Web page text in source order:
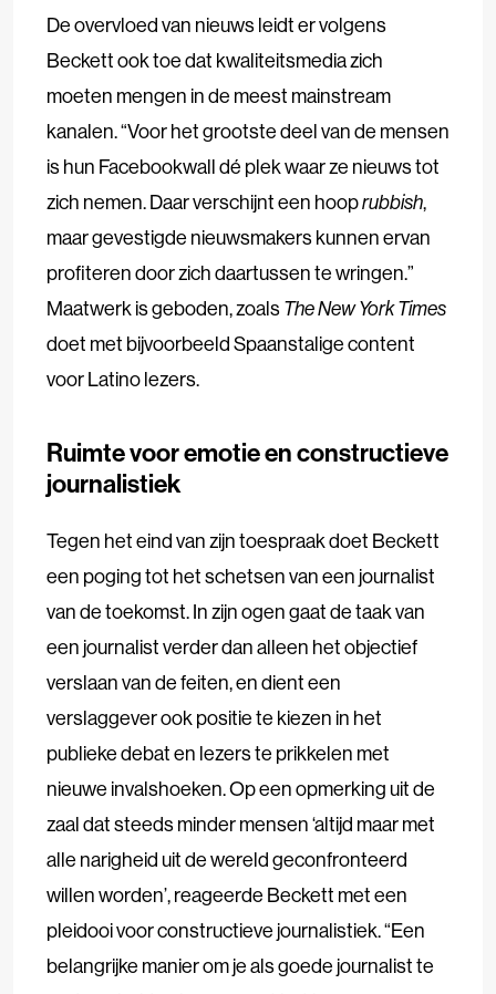
De overvloed van nieuws leidt er volgens
Beckett ook toe dat kwaliteitsmedia zich
moeten mengen in de meest mainstream
kanalen. “Voor het grootste deel van de mensen
is hun Facebookwall dé plek waar ze nieuws tot
zich nemen. Daar verschijnt een hooprubbish,
maar gevestigde nieuwsmakers kunnen ervan
profiteren door zich daartussen te wringen.”
Maatwerk is geboden, zoalsThe New York Times
doet met bijvoorbeeld Spaanstalige content
voor Latino lezers.
Ruimte voor emotie en constructieve
journalistiek
Tegen het eind van zijn toespraak doet Beckett
een poging tot het schetsen van een journalist
van de toekomst. In zijn ogen gaat de taak van
een journalist verder dan alleen het objectief
verslaan van de feiten, en dient een
verslaggever ook positie te kiezen in het
publieke debat en lezers te prikkelen met
nieuwe invalshoeken. Op een opmerking uit de
zaal dat steeds minder mensen ‘altijd maar met
alle narigheid uit de wereld geconfronteerd
willen worden’, reageerde Beckett met een
pleidooi voor constructieve journalistiek. “Een
belangrijke manier om je als goede journalist te